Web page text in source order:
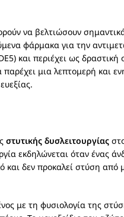
να βελτιώσουν
φάρμακα για την
και περιέχει ως δραστική
μια λεπτομερή και
στυτικής δυσλειτουργίας
εκδηλώνεται όταν ένας
και δεν προκαλεί στύση
με τη φυσιολογία της